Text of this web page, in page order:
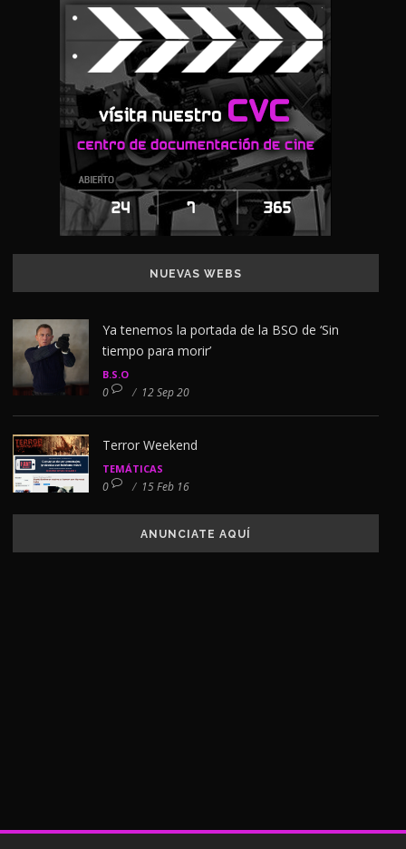
NUEVAS WEBS
Ya tenemos la portada de la BSO de ‘Sin
tiempo para morir’
B.S.O
0 / 12 Sep 20
Terror Weekend
TEMÁTICAS
0 / 15 Feb 16
ANUNCIATE AQUÍ